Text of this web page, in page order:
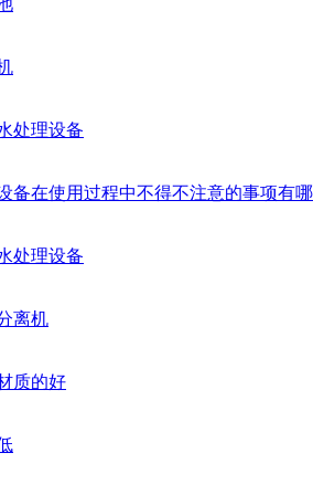
处理设备
备在使用过程中不得不注意的事项有
处理设备
离机
质的好